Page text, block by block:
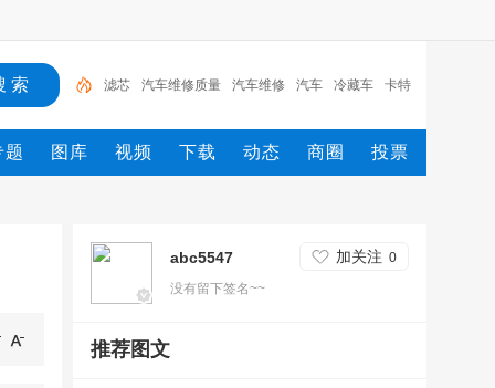
滤芯 汽车维修质量 汽车维修 汽车 冷藏车 卡特
维修专业术语 过滤器 挖掘机 卡特挖掘机
题 图库 视频 下载 动态 商圈 投票
abc5547 加关注 0
没有留下签名~~
推荐图文